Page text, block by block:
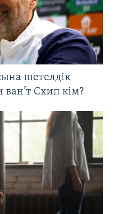
шетелдік
Схип кім?